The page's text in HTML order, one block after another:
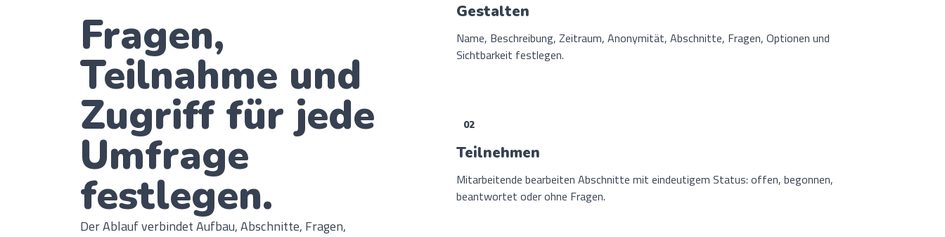
Fragen,
Teilnahme und
Zugriff für jede
Umfrage
festlegen.
Der Ablauf verbindet Aufbau, Abschnitte, Fragen,
Gestalten
Name, Beschreibung, Zeitraum, Anonymität, Abschnitte, Fragen, Optionen und
Sichtbarkeit festlegen.
02
Teilnehmen
Mitarbeitende bearbeiten Abschnitte mit eindeutigem Status: offen, begonnen,
beantwortet oder ohne Fragen.